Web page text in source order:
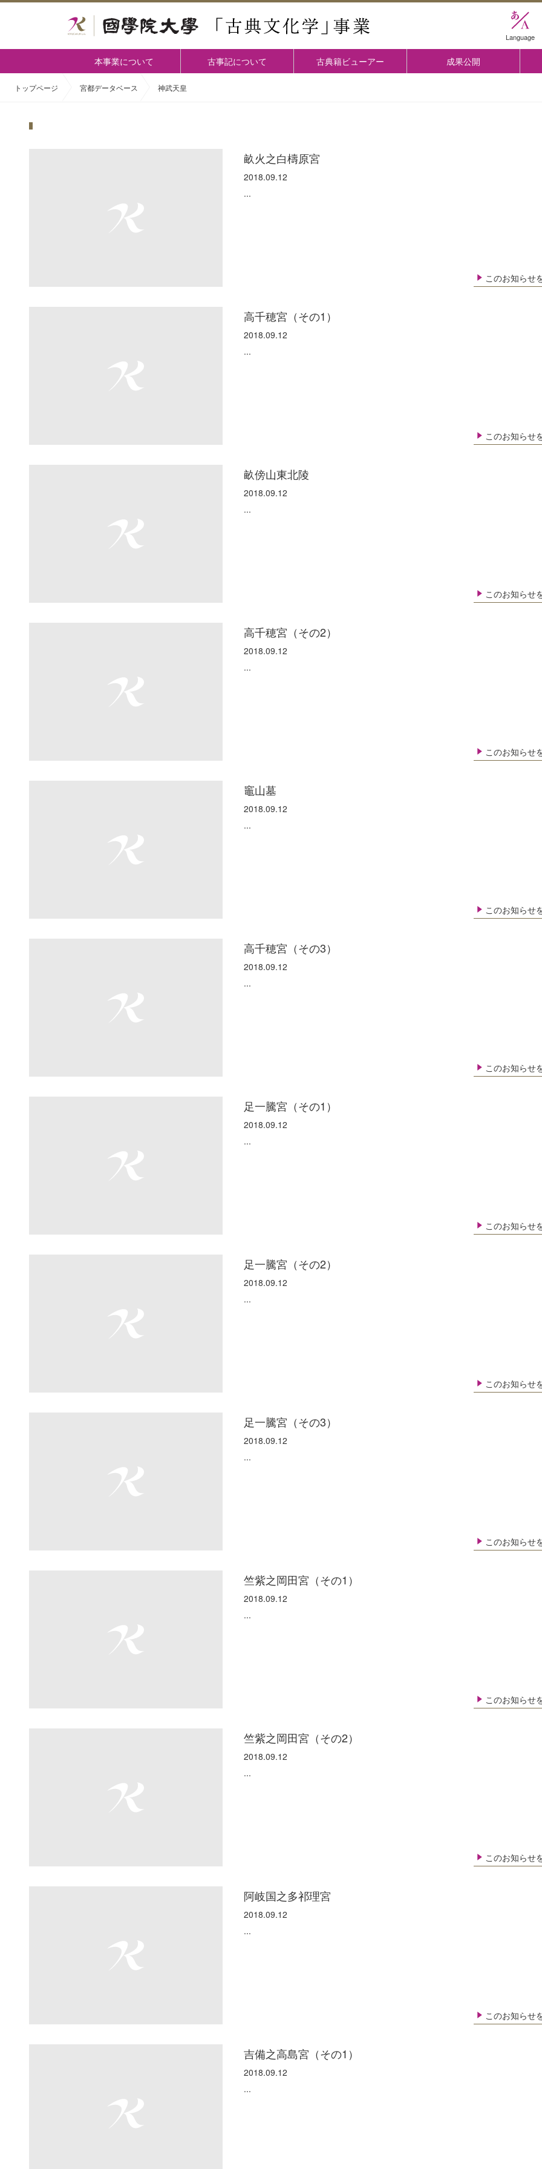
Language
本事業について 古事記について 古典籍ビューアー 成果公開
トップページ 宮都データベース 神武天皇
畝火之白檮原宮
2018.09.12
...
このお知らせ
高千穂宮（その1）
2018.09.12
...
このお知らせ
畝傍山東北陵
2018.09.12
...
このお知らせ
高千穂宮（その2）
2018.09.12
...
このお知らせ
竈山墓
2018.09.12
...
このお知らせ
高千穂宮（その3）
2018.09.12
...
このお知らせ
足一騰宮（その1）
2018.09.12
...
このお知らせ
足一騰宮（その2）
2018.09.12
...
このお知らせ
足一騰宮（その3）
2018.09.12
...
このお知らせ
竺紫之岡田宮（その1）
2018.09.12
...
このお知らせ
竺紫之岡田宮（その2）
2018.09.12
...
このお知らせ
阿岐国之多祁理宮
2018.09.12
...
このお知らせ
吉備之高島宮（その1）
2018.09.12
...